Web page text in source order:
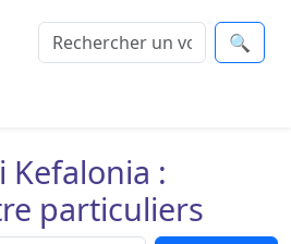
🔍
Kefalonia :
particuliers